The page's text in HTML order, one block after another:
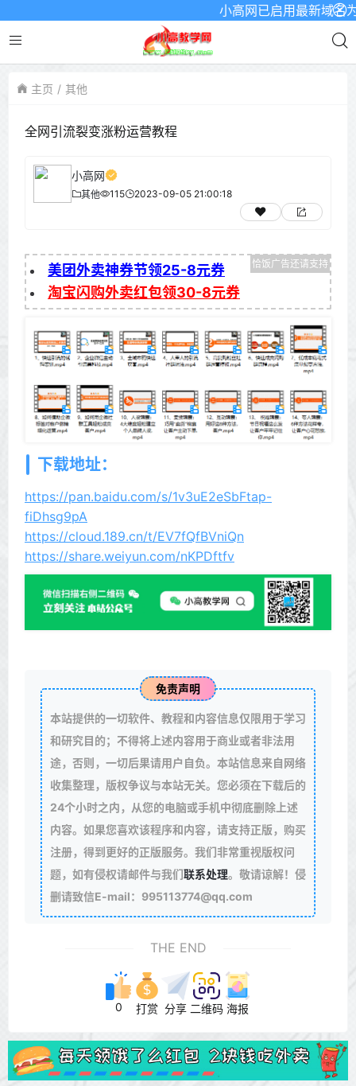
小高网已启用最新域名为
主页 其他
全网引流裂变涨粉运营教程
小高网
其他 115 2023-09-05 21:00:18
美团外卖神券节领25-8元券
淘宝闪购外卖红包领30-8元券
下载地址：
https://pan.baidu.com/s/1v3uE2eSbFtap-
fiDhsg9pA
https://cloud.189.cn/t/EV7fQfBVniQn
https://share.weiyun.com/nKPDftfv
免责声明
本站提供的一切软件、教程和内容信息仅限用于学习
和研究目的；不得将上述内容用于商业或者非法用
途，否则，一切后果请用户自负。本站信息来自网络
收集整理，版权争议与本站无关。您必须在下载后的
24个小时之内，从您的电脑或手机中彻底删除上述
内容。如果您喜欢该程序和内容，请支持正版，购买
注册，得到更好的正版服务。我们非常重视版权问
题，如有侵权请邮件与我们联系处理。敬请谅解！侵
删请致信E-mail：995113774@qq.com
THE END
0 打赏 分享 二维码 海报